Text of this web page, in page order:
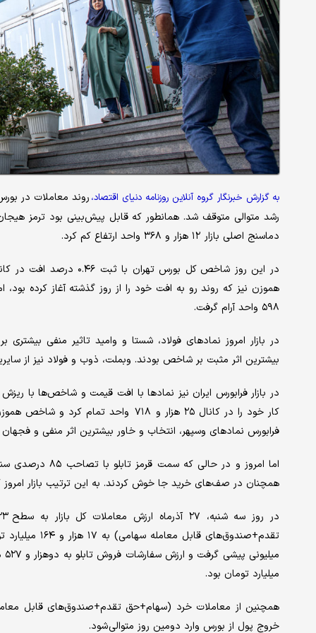
به گزارش خبرنگار گروه آنلاین روزنامه دنیای اقتصاد،
رشد متوالی متوقف شد. همانطور که قابل پیش‌بینی بود ترمز
دماسنج اصلی بازار ۱۲ هزار و ۳۶۸ واحد ارتفاع کم کرد.
۵۹۸ واحد آرام گرفت.
در بازار امروز نمادهای فولاد، شستا و وامید تاثیر منفی
بیشترین اثر مثبت بر شاخص بودند. وبملت، ذوب و فولاد نیز از
فرابورس نمادهای وسپهر، انتخاب و خاور بیشترین اثر منفی و
همچنان در صف‌های خرید جا خوش کردند. به این ترتیب بازار امروز کار خود را با ۶۸۰ نماد منفی و ۱۲۴
میلیارد تومان بود.
خروج پول از بورس وارد دومین روز متوالی شود.